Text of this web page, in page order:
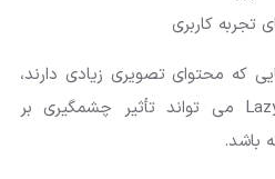
کاربری
محتوای تصویری زیادی دارند،
استفاده از Lazy Loading می تواند تأثیر چشمگیری بر
باشد.